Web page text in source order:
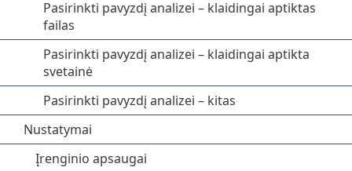
Pasirinkti pavyzdį analizei – klaidingai aptiktas
failas
Pasirinkti pavyzdį analizei – klaidingai aptikta
svetainė
Pasirinkti pavyzdį analizei – kitas
Nustatymai
Įrenginio apsaugai